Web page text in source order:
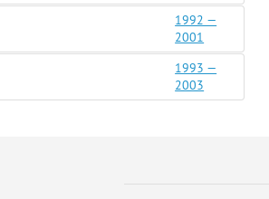
1992 —
2001
1993 —
2003